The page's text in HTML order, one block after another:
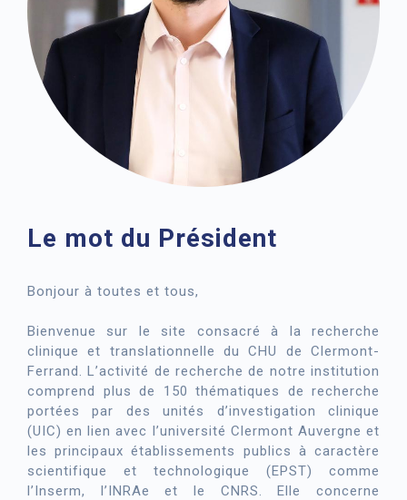
Le mot du Président
Bonjour à toutes et tous,
Bienvenue sur le site consacré à la recherche
clinique et translationnelle du CHU de Clermont-
Ferrand. L’activité de recherche de notre institution
comprend plus de 150 thématiques de recherche
portées par des unités d’investigation clinique
(UIC) en lien avec l’université Clermont Auvergne et
les principaux établissements publics à caractère
scientifique et technologique (EPST) comme
l’Inserm, l’INRAe et le CNRS. Elle concerne